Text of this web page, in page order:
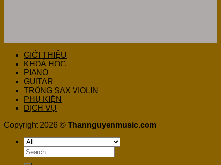
GIỚI THIỆU
KHOÁ HỌC
PIANO
GUITAR
TRỐNG SAX VIOLIN
PHỤ KIỆN
DỊCH VỤ
Copyright 2026 © Thannguyenmusic.com
Search
for: